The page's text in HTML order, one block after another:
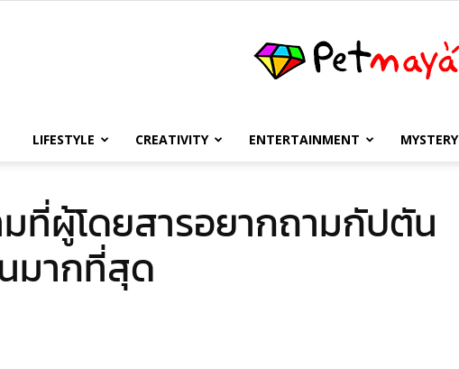
เพชร
LIFESTYLE CREATIVITY ENTERTAINMENT MYSTERY
ที่ผู้โดยสารอยากถามกัปตัน
มากที่สุด